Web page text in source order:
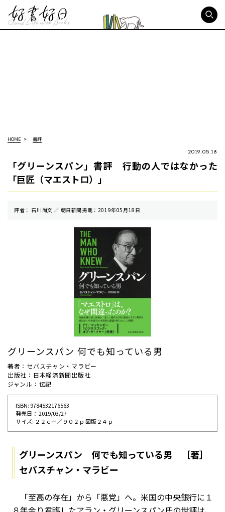
HOME 書評
2019.05.18
「グリーンスパン」書評 行動の人ではなかった
「巨匠（マエストロ）」
評者： 石川尚文 ／ 朝⽇新聞掲載：2019年05月18日
グリーンスパン 何でも知っている男
著者：セバスチャン・マラビー
出版社：日本経済新聞出版社
ジャンル：伝記
ISBN: 9784532176563
発売⽇： 2019/03/27
サイズ: ２２ｃｍ／９０２ｐ 図版２４ｐ
グリーンスパン 何でも知っている男 ［著］
セバスチャン・マラビー
「至高の存在」から「悪党」へ。米国の中央銀行に１